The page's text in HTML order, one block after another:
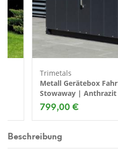
Trimetals
Metall Gerätebox
Stowaway | Anthrazit
799,00 €
Beschreibung